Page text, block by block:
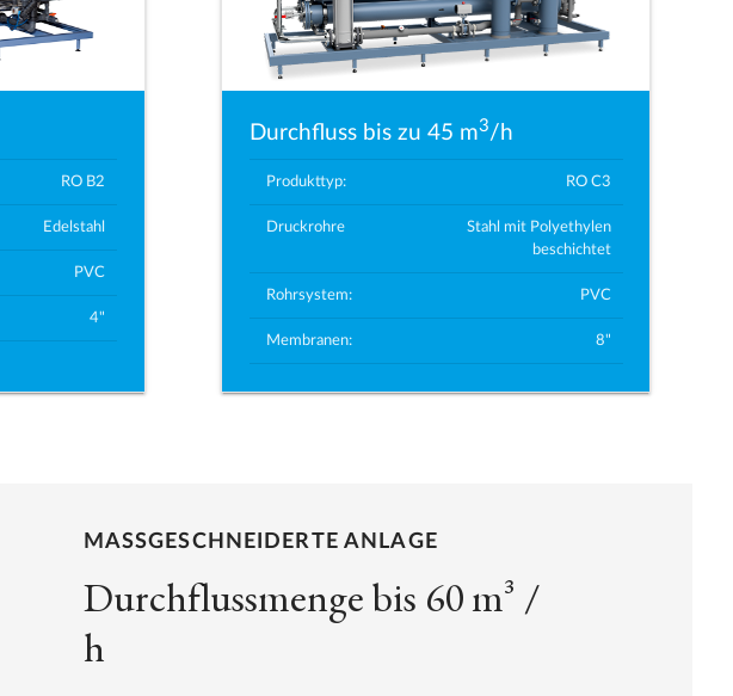
RO B2
Edelstahl
PVC
4"
Durchfluss bis zu 45 m3/h
Produkttyp: RO C3
Druckrohre
Stahl mit Polyethylen
beschichtet
Rohrsystem: PVC
Membranen: 8"
MASSGESCHNEIDERTE ANLAGE
Durchflussmenge bis 60 m³ /
h